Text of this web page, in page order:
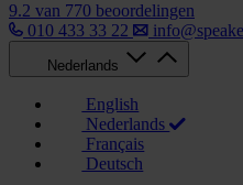
9.2 van 770 beoordelingen
010 433 33 22
Nederlands
English
Nederlands
Français
Deutsch